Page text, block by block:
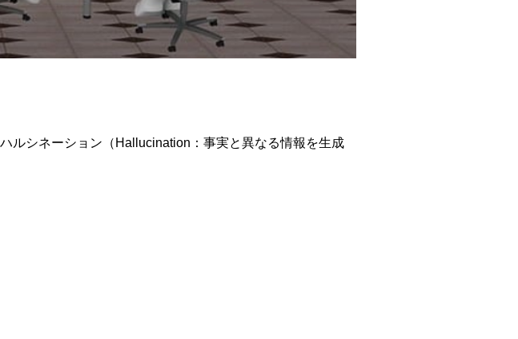
ルシネーション（Hallucination：事実と異なる情報を生成